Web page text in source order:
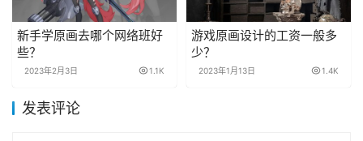
新手学原画去哪个网络班好
些？
2023年2月3日 1.1K
游戏原画设计的工资一般多
少？
2023年1月13日 1.4K
发表评论